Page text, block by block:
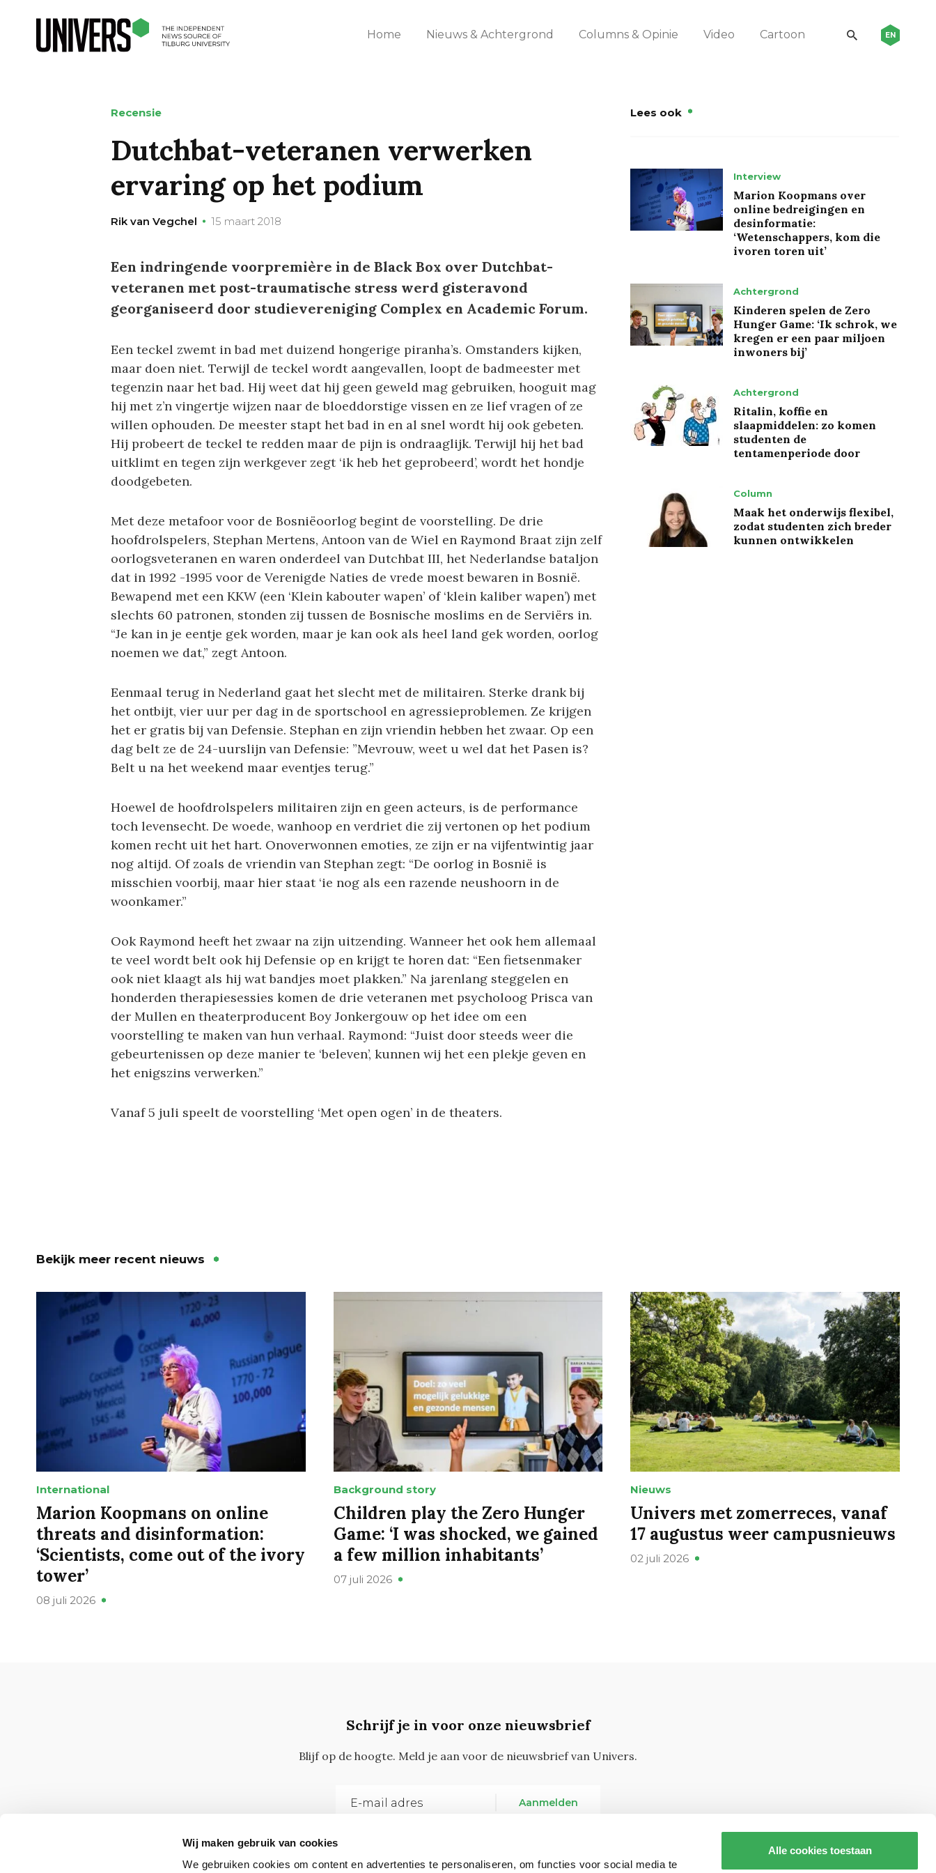
Wij maken gebruik van cookies
We gebruiken cookies om content en advertenties te personaliseren, om functies voor social media te
Alle cookies toestaan
Home Nieuws & Achtergrond Columns & Opinie Video Cartoon EN
Recensie
Dutchbat-veteranen verwerken
ervaring op het podium
Rik van Vegchel 15 maart 2018
Een indringende voorpremière in de Black Box over Dutchbat-
veteranen met post-traumatische stress werd gisteravond
georganiseerd door studievereniging Complex en Academic Forum.
Een teckel zwemt in bad met duizend hongerige piranha’s. Omstanders kijken,
maar doen niet. Terwijl de teckel wordt aangevallen, loopt de badmeester met
tegenzin naar het bad. Hij weet dat hij geen geweld mag gebruiken, hooguit mag
hij met z’n vingertje wijzen naar de bloeddorstige vissen en ze lief vragen of ze
willen ophouden. De meester stapt het bad in en al snel wordt hij ook gebeten.
Hij probeert de teckel te redden maar de pijn is ondraaglijk. Terwijl hij het bad
uitklimt en tegen zijn werkgever zegt ‘ik heb het geprobeerd’, wordt het hondje
doodgebeten.
Met deze metafoor voor de Bosniëoorlog begint de voorstelling. De drie
hoofdrolspelers, Stephan Mertens, Antoon van de Wiel en Raymond Braat zijn zelf
oorlogsveteranen en waren onderdeel van Dutchbat III, het Nederlandse bataljon
dat in 1992 -1995 voor de Verenigde Naties de vrede moest bewaren in Bosnië.
Bewapend met een KKW (een ‘Klein kabouter wapen’ of ‘klein kaliber wapen’) met
slechts 60 patronen, stonden zij tussen de Bosnische moslims en de Serviërs in.
“Je kan in je eentje gek worden, maar je kan ook als heel land gek worden, oorlog
noemen we dat,” zegt Antoon.
Eenmaal terug in Nederland gaat het slecht met de militairen. Sterke drank bij
het ontbijt, vier uur per dag in de sportschool en agressieproblemen. Ze krijgen
het er gratis bij van Defensie. Stephan en zijn vriendin hebben het zwaar. Op een
dag belt ze de 24-uurslijn van Defensie: ”Mevrouw, weet u wel dat het Pasen is?
Belt u na het weekend maar eventjes terug.”
Hoewel de hoofdrolspelers militairen zijn en geen acteurs, is de performance
toch levensecht. De woede, wanhoop en verdriet die zij vertonen op het podium
komen recht uit het hart. Onoverwonnen emoties, ze zijn er na vijfentwintig jaar
nog altijd. Of zoals de vriendin van Stephan zegt: “De oorlog in Bosnië is
misschien voorbij, maar hier staat ‘ie nog als een razende neushoorn in de
woonkamer.”
Ook Raymond heeft het zwaar na zijn uitzending. Wanneer het ook hem allemaal
te veel wordt belt ook hij Defensie op en krijgt te horen dat: “Een fietsenmaker
ook niet klaagt als hij wat bandjes moet plakken.” Na jarenlang steggelen en
honderden therapiesessies komen de drie veteranen met psycholoog Prisca van
der Mullen en theaterproducent Boy Jonkergouw op het idee om een
voorstelling te maken van hun verhaal. Raymond: “Juist door steeds weer die
gebeurtenissen op deze manier te ‘beleven’, kunnen wij het een plekje geven en
het enigszins verwerken.”
Vanaf 5 juli speelt de voorstelling ‘Met open ogen’ in de theaters.
Lees ook
Interview
Marion Koopmans over
online bedreigingen en
desinformatie:
‘Wetenschappers, kom die
ivoren toren uit’
Achtergrond
Kinderen spelen de Zero
Hunger Game: ‘Ik schrok, we
kregen er een paar miljoen
inwoners bij’
Achtergrond
Ritalin, koffie en
slaapmiddelen: zo komen
studenten de
tentamenperiode door
Column
Maak het onderwijs flexibel,
zodat studenten zich breder
kunnen ontwikkelen
Bekijk meer recent nieuws
International
Marion Koopmans on online
threats and disinformation:
‘Scientists, come out of the ivory
tower’
08 juli 2026
Background story
Children play the Zero Hunger
Game: ‘I was shocked, we gained
a few million inhabitants’
07 juli 2026
Nieuws
Univers met zomerreces, vanaf
17 augustus weer campusnieuws
02 juli 2026
Schrijf je in voor onze nieuwsbrief
Blijf op de hoogte. Meld je aan voor de nieuwsbrief van Univers.
Aanmelden